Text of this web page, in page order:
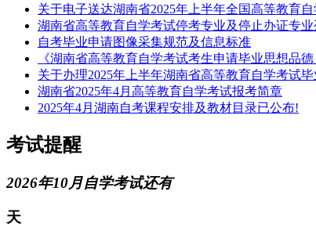
关于电子送达湖南省2025年上半年全国高等教育
湖南省高等教育自学考试停考专业及停止办证专业
自考毕业申请图像采集规范及信息标准
《湖南省高等教育自学考试考生申请毕业思想品德
关于办理2025年上半年湖南省高等教育自学考试
湖南省2025年4月高等教育自学考试报考简章
2025年4月湖南自考课程安排及教材目录已公布!
考试提醒
2026年10月自学考试还有
天